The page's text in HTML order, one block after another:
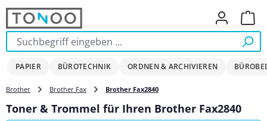
Zum Hauptinhalt springen
PAPIER BÜROTECHNIK ORDNEN & ARCHIVIEREN
Brother Brother Fax Brother Fax2840
Toner & Trommel für Ihren Brother Fax2840